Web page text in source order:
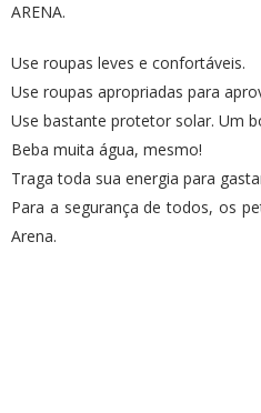
ARENA.
Use roupas leves e confortáveis.
Use roupas apropriadas para
Use bastante protetor solar. Um
Beba muita água, mesmo!
Traga toda sua energia para
Para a segurança de todos, os
Arena.